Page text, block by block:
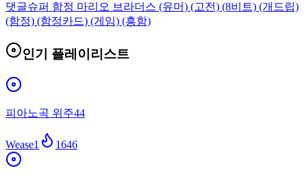
댓글슈퍼 함정 마리오 브라더스 (유머) (고전) (8비트) (개드립)
(함정) (함정카드) (게임) (흥함)
인기 플레이리스트
피아노곡 위주44
Wease1 1646